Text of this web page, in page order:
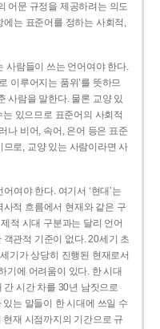
어문 규정을 제공하려는 의도
는 표준어를 정하는 사회적,
사람들이 쓰는 언어여야 한다.
이루어지는 품위’를 뜻하므
사람을 말한다. 물론 교양 있
있으므로 표준어의 사회적
나 비어, 속어, 은어 등은 표준
로, 교양 있는 사람이라면 사
여야 한다. 여기서 ‘현대’는
적 흐름에서 현재와 같은 구
적 시대 구분과는 달리 언어
관적 기준이 없다. 20세기 초
기가 상당히 진행된 현재로서
기에 어려움이 있다. 한 시대
시간 차를 30년 남짓으로
는 말들이 한 시대에 쓰일 수
재 시점까지의 기간으로 규